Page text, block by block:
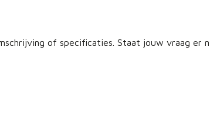
of specificaties. Staat jouw vraag er